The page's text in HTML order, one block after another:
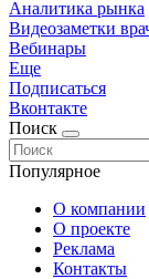
Аналитика рынка
Видеозаметки
Вебинары
Еще
Подписаться
Вконтакте
Поиск
Популярное
О компании
О проекте
Реклама
Контакты